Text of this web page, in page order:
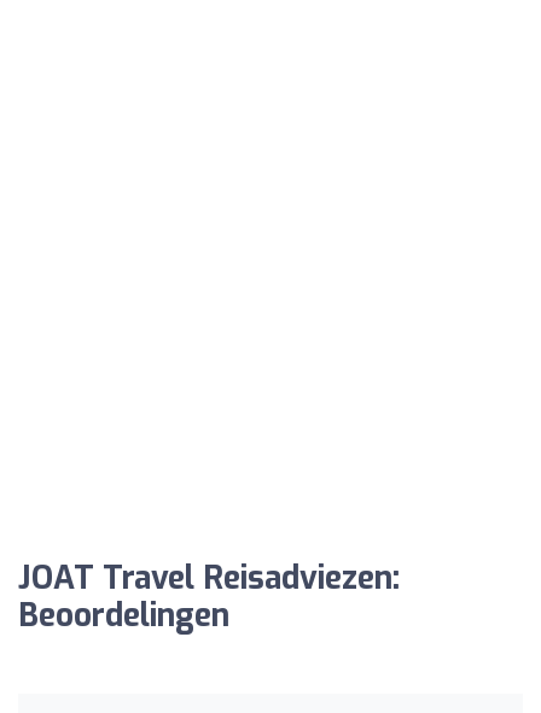
JOAT Travel Reisadviezen:
Beoordelingen